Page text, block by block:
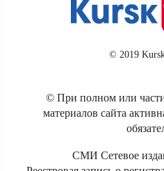
© 2019
© При полном или
материалов сайта
СМИ Сетевое